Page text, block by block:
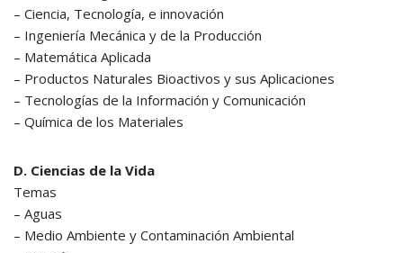
– Ciencia, Tecnología, e innovación
– Ingeniería Mecánica y de la Producción
– Matemática Aplicada
– Productos Naturales Bioactivos y sus Aplicaciones
– Tecnologías de la Información y Comunicación
– Química de los Materiales
D. Ciencias de la Vida
Temas
– Aguas
– Medio Ambiente y Contaminación Ambiental